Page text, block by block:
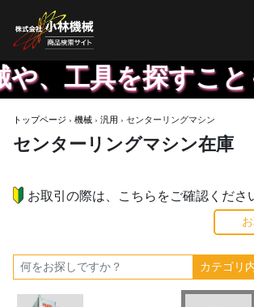
具を探すこと
トップページ › 機械 › 汎用 › センターリングマシン
センターリングマシン在庫
お取引の際は、こちらをご確認くださ